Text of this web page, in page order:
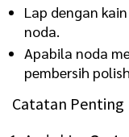
Lap dengan
noda.
Apabila noda
pembersih
Catatan Penting